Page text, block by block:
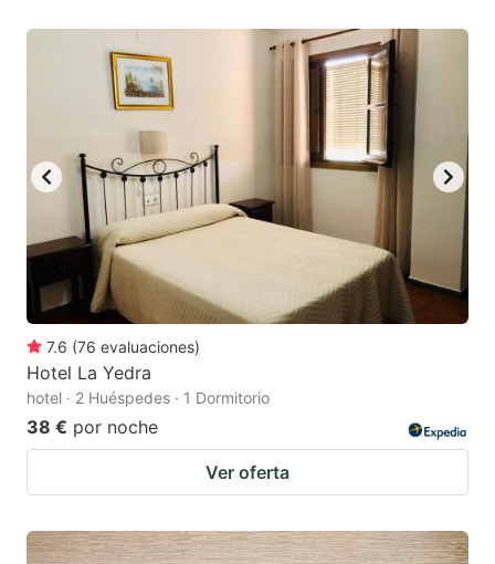
7.6 (76 evaluaciones)
Hotel La Yedra
hotel · 2 Huéspedes · 1 Dormitorio
38 € por noche
Ver oferta